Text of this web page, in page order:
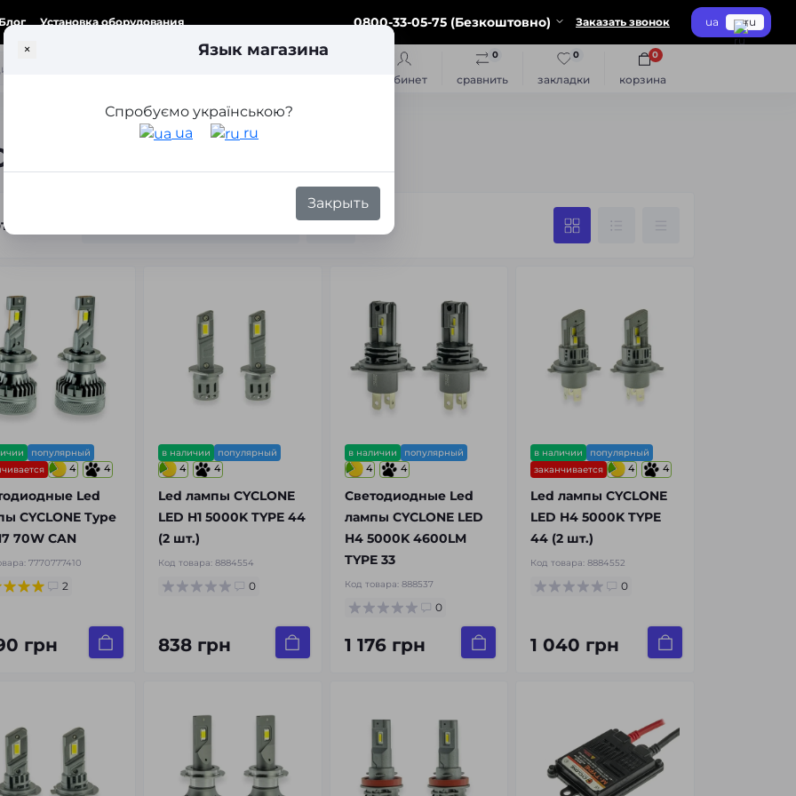
Блог Установка оборудования 0800-33-05-75 (Безкоштовно) Заказать звонок ua ru
кабинет сравнить
0
закладки
0
корзина
0
× Язык магазина
Спробуємо українською?
ua
ru
Закрыть
популярный
4 4
Led
CYCLONE Type
70W CAN
7770777410
2
грн
в наличии популярный
4 4
Led лампы CYCLONE
LED H1 5000K TYPE 44
(2 шт.)
Код товара: 8884554
0
838 грн
в наличии популярный
4 4
Светодиодные Led
лампы CYCLONE LED
H4 5000K 4600LM
TYPE 33
Код товара: 888537
0
1 176 грн
в наличии
популярный
заканчивается
4 4
Led лампы CYCLONE
LED H4 5000K TYPE
44 (2 шт.)
Код товара:8884552
0
1 040 грн